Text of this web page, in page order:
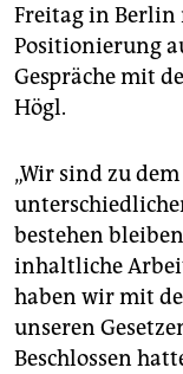
genossenschaft
epaper login
Freitag in Berlin
Positionierung
Gespräche mit
Högl.
„Wir sind zu
bestehen
inhaltliche
haben wir mit
unseren
Beschlossen